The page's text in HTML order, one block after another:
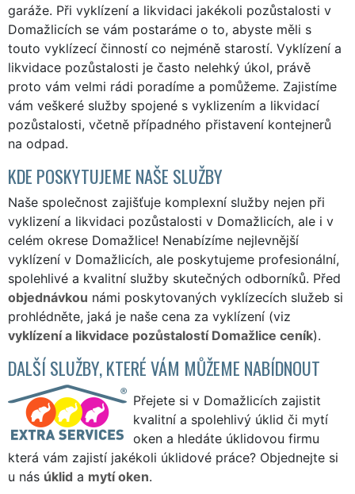
garáže. Při vyklízení a likvidaci jakékoli pozůstalosti v
Domažlicích se vám postaráme o to, abyste měli s
touto vyklízecí činností co nejméně starostí. Vyklízení a
likvidace pozůstalosti je často nelehký úkol, právě
proto vám velmi rádi poradíme a pomůžeme. Zajistíme
vám veškeré služby spojené s vyklizením a likvidací
pozůstalosti, včetně případného přistavení kontejnerů
na odpad.
KDE POSKYTUJEME NAŠE SLUŽBY
Naše společnost zajišťuje komplexní služby nejen při
vyklizení a likvidaci pozůstalosti v Domažlicích, ale i v
celém okrese Domažlice! Nenabízíme nejlevnější
vyklízení v Domažlicích, ale poskytujeme profesionální,
spolehlivé a kvalitní služby skutečných odborníků. Před
objednávkou námi poskytovaných vyklízecích služeb si
prohlédněte, jaká je naše cena za vyklízení (viz
vyklízení a likvidace pozůstalostí Domažlice ceník).
DALŠÍ SLUŽBY, KTERÉ VÁM MŮŽEME NABÍDNOUT
Přejete si v Domažlicích zajistit
kvalitní a spolehlivý úklid či mytí
oken a hledáte úklidovou firmu
která vám zajistí jakékoli úklidové práce? Objednejte si
u nás úklid a mytí oken.